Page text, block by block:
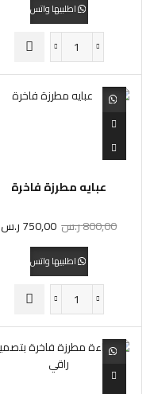
اطلبيها واتس
عبايه مطرزة فاخرة
800,00ر.س 750,00ر.س
اطلبيها واتس